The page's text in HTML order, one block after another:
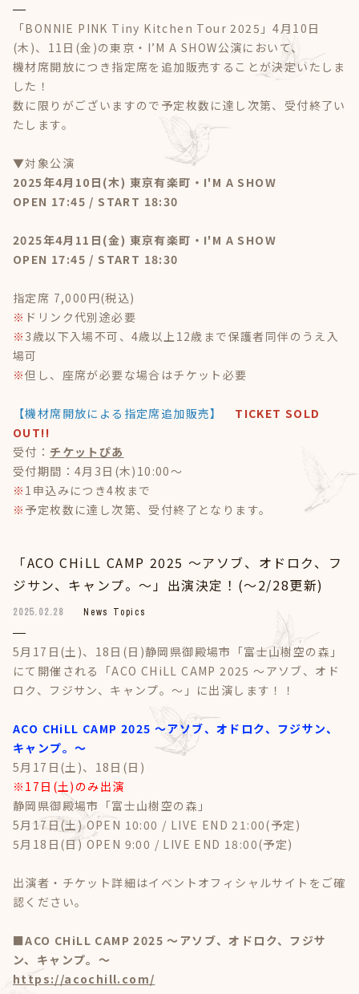
「BONNIE PINK Tiny Kitchen Tour 2025」4月10日
(木)、11日(金)の東京・I’M A SHOW公演において、
機材席開放につき指定席を追加販売することが決定いたしま
した！
数に限りがございますので予定枚数に達し次第、受付終了い
たします。
▼対象公演
2025年4月10日(木) 東京有楽町・I'M A SHOW
OPEN 17:45 / START 18:30
2025年4月11日(金) 東京有楽町・I'M A SHOW
OPEN 17:45 / START 18:30
指定席 7,000円(税込)
※ ドリンク代別途必要
※ 3歳以下入場不可、4歳以上12歳まで保護者同伴のうえ入
場可
※但し、座席が必要な場合はチケット必要
【機材席開放による指定席追加販売】 TICKET SOLD
OUT!!
受付： チケットぴあ
受付期間：4月3日(木)10:00～
※ 1申込みにつき4枚まで
※ 予定枚数に達し次第、受付終了となります。
「ACO CHiLL CAMP 2025 〜アソブ、オドロク、フ
ジサン、キャンプ。〜」出演決定！(～2/28更新)
2025.02.28 News Topics
5月17日(土)、18日(日)静岡県御殿場市「富士山樹空の森」
にて開催される「ACO CHiLL CAMP 2025 〜アソブ、オド
ロク、フジサン、キャンプ。〜」に出演します！！
ACO CHiLL CAMP 2025 〜アソブ、オドロク、フジサン、
キャンプ。〜
5月17日(土)、18日(日)
※17日(土)のみ出演
静岡県御殿場市「富士山樹空の森」
5月17日(土) OPEN 10:00 / LIVE END 21:00(予定)
5月18日(日) OPEN 9:00 / LIVE END 18:00(予定)
出演者・チケット詳細はイベントオフィシャルサイトをご確
認ください。
■ACO CHiLL CAMP 2025 〜アソブ、オドロク、フジサ
ン、キャンプ。〜
https://acochill.com/